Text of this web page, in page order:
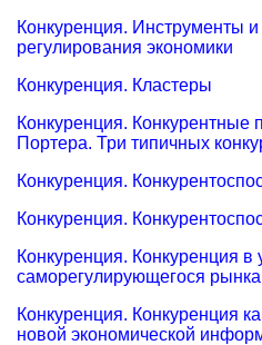
Конкуренция. Инструменты
регулирования экономики
Конкуренция. Кластеры
Конкуренция.
Портера. Три типичных
Конкуренция.
Конкуренция.
Конкуренция. Конкуренция в
саморегулирующегося рынка
Конкуренция. Конкуренция
новой экономической